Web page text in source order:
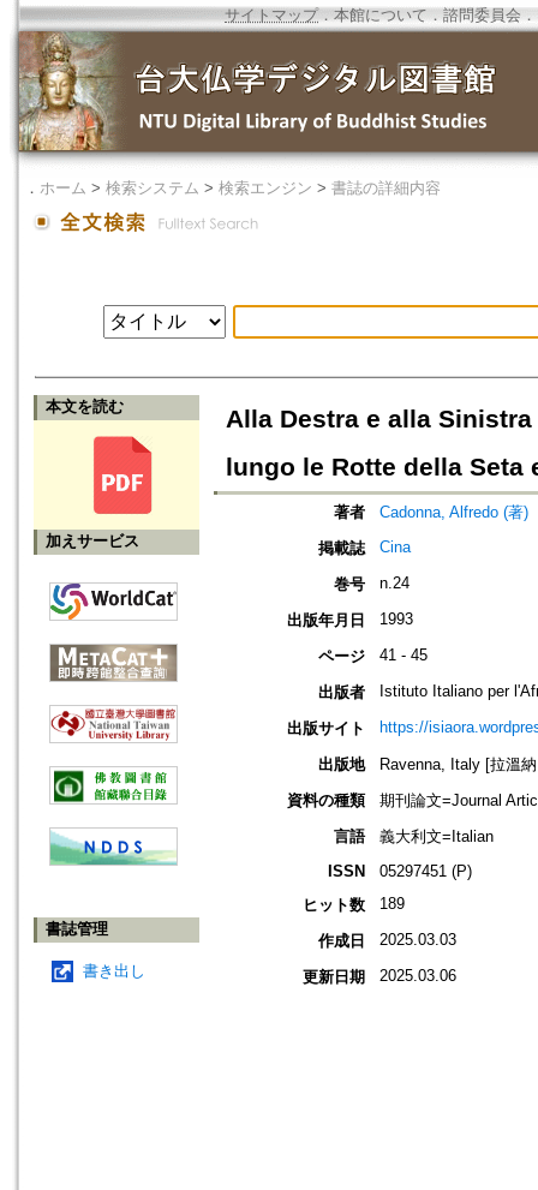
サイトマップ．本館について ． 諮問委員会 ．
． ホーム > 検索システム > 検索エンジン > 書誌の詳細内容
本文を読む
加えサービス
書誌管理
書き出し
Alla Destra e alla
lungo le Rotte della Seta
著者
Cadonna, Alfredo (著)
掲載誌
Cina
巻号 n.24
出版年月日 1993
ページ 41 - 45
出版者 Istituto Italiano per
出版サイト https://
出版地
Ravenna, Italy [拉溫
資料の種類
期刊論文=Journal
言語
義大利文=Italian
ISSN
05297451 (P)
ヒット数
189
作成日 2025.03.03
更新日期 2025.03.06